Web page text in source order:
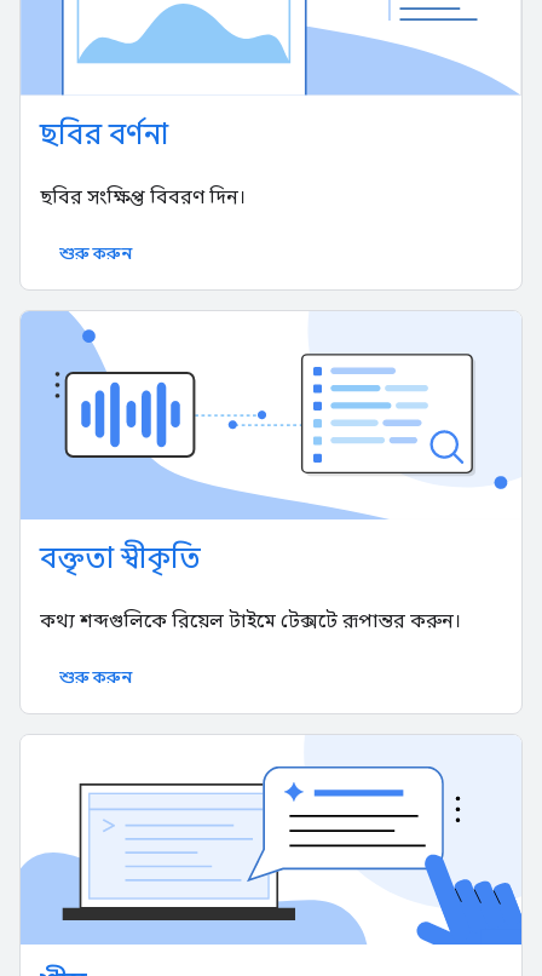
ছবির বর্ণনা
ছবির সংক্ষিপ্ত বিবরণ দিন।
শুরু করুন
বক্তৃতা স্বীকৃতি
কথ্য শব্দগুলিকে রিয়েল টাইমে টেক্সটে রূপান্তর করুন।
শুরু করুন